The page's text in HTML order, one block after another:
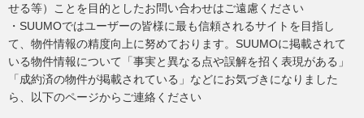
せる等）ことを目的としたお問い合わせはご遠慮ください
・SUUMOではユーザーの皆様に最も信頼されるサイトを目指し
て、物件情報の精度向上に努めております。SUUMOに掲載されて
いる物件情報について「事実と異なる点や誤解を招く表現がある」
「成約済の物件が掲載されている」などにお気づきになりました
ら、以下のページからご連絡ください